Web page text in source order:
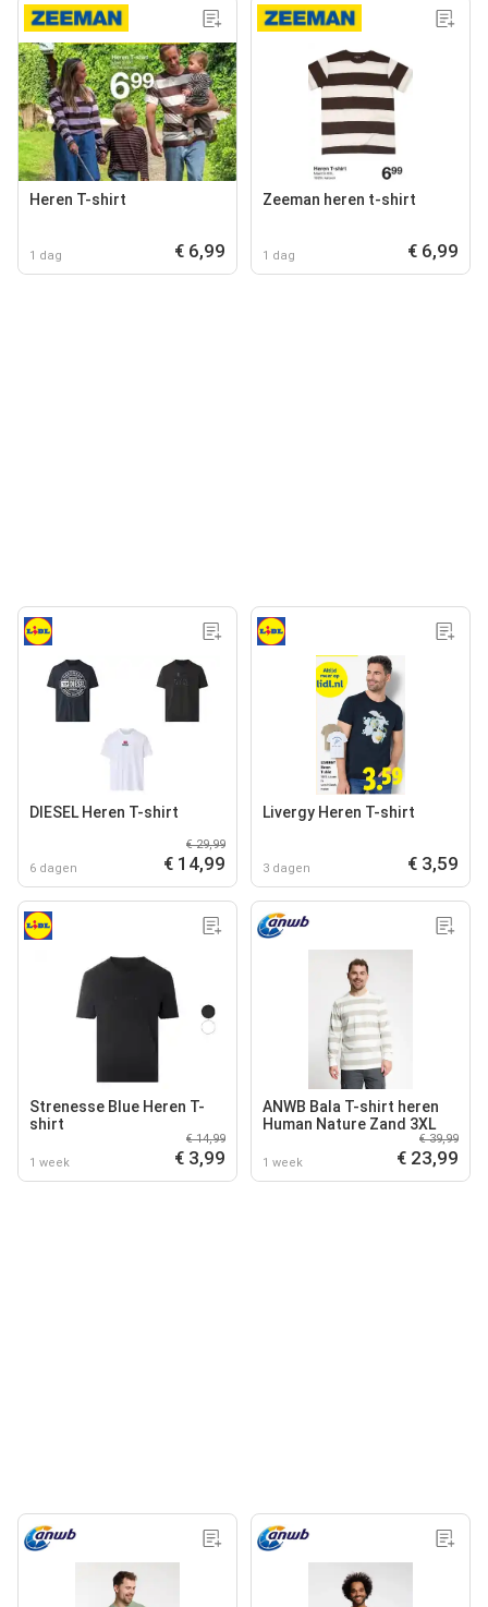
Heren T-shirt
1 dag € 6,99
Zeeman heren t-shirt
1 dag € 6,99
DIESEL Heren T-shirt
6 dagen
€ 29,99
€ 14,99
Livergy Heren T-shirt
3 dagen € 3,59
Strenesse Blue Heren T-
shirt
1 week
€ 14,99
€ 3,99
ANWB Bala T-shirt heren
Human Nature Zand 3XL
1 week
€ 39,99
€ 23,99